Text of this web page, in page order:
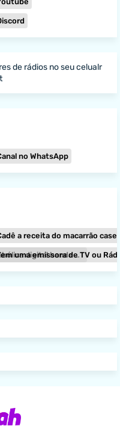
no WhatsApp
a receita do macarrão caseiro
digital banda KU?
uma emissora de TV ou Rádio